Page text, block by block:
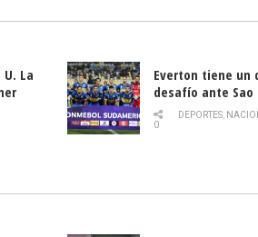
La
Everton tiene un
desafío ante Sao
DEPORTES,
0